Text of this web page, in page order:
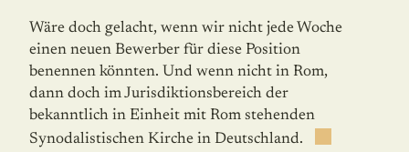
Wäre doch gelacht, wenn wir nicht jede Woche
einen neuen Bewerber für diese Position
benennen könnten. Und wenn nicht in Rom,
dann doch im Jurisdiktionsbereich der
bekanntlich in Einheit mit Rom stehenden
Synodalistischen Kirche in Deutschland.